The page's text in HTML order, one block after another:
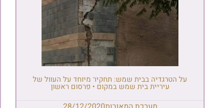
על הטרגדיה בבית שמש: תחקיר מיוחד על העוול של
עיריית בית שמש במקום • פרסום ראשון